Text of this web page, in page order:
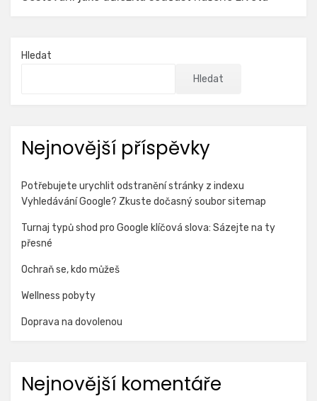
Hledat
Hledat
Nejnovější příspěvky
Potřebujete urychlit odstranění stránky z indexu
Vyhledávání Google? Zkuste dočasný soubor sitemap
Turnaj typů shod pro Google klíčová slova: Sázejte na ty
přesné
Ochraň se, kdo můžeš
Wellness pobyty
Doprava na dovolenou
Nejnovější komentáře